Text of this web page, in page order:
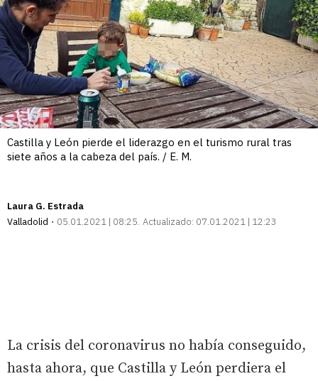
Castilla y León pierde el liderazgo en el turismo rural tras
siete años a la cabeza del país. / E. M.
Laura G. Estrada
Valladolid
05.01.2021 | 08:25 Actualizado: 07.01.2021 | 12:23
La crisis del coronavirus no había conseguido,
hasta ahora, que Castilla y León perdiera el